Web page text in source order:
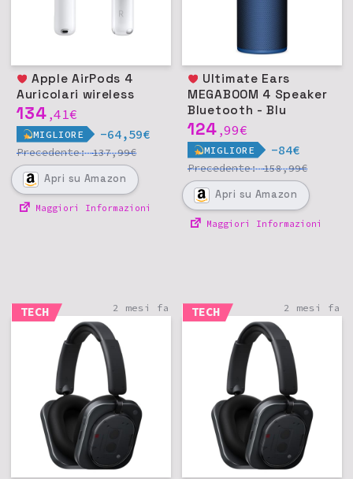
Apple AirPods 4
Auricolari wireless
134 ,41€
MIGLIORE -64,59€
Precedente:137,99€
Apri su Amazon
Maggiori Informazioni
MEGABOOM 4 Speaker
Bluetooth - Blu
124 ,99€
MIGLIORE -84€
Precedente:158,99€
Apri su Amazon
Maggiori Informazioni
TECH 2 mesi fa TECH 2 mesi fa